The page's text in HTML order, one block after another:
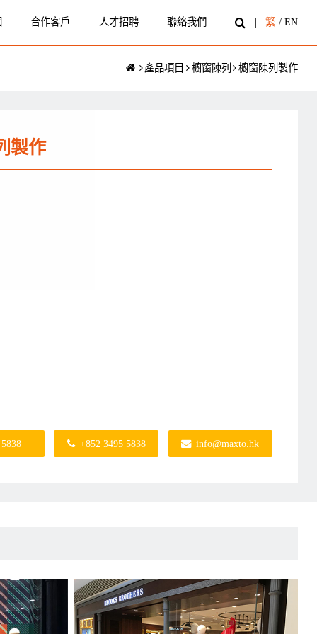
合作客戶 人才招聘 聯絡我們 繁 / EN
產品項目 櫥窗陳列 櫥窗陳列製作
製作
+852 3495 5838 info@maxto.hk